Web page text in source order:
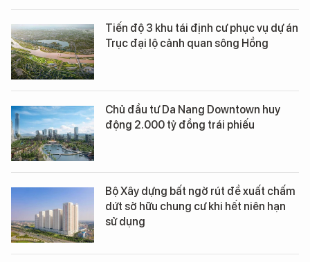
Tiến độ 3 khu tái định cư phục vụ dự án
Trục đại lộ cảnh quan sông Hồng
Chủ đầu tư Da Nang Downtown huy
động 2.000 tỷ đồng trái phiếu
Bộ Xây dựng bất ngờ rút đề xuất chấm
dứt sở hữu chung cư khi hết niên hạn
sử dụng